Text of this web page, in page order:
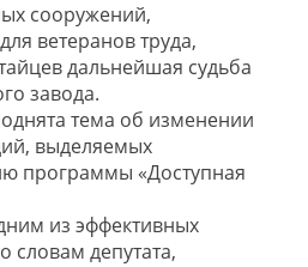
сооружений,
ветеранов труда,
дальнейшая судьба
завода.
тема об изменении
выделяемых
программы «Доступная
из эффективных
словам депутата,